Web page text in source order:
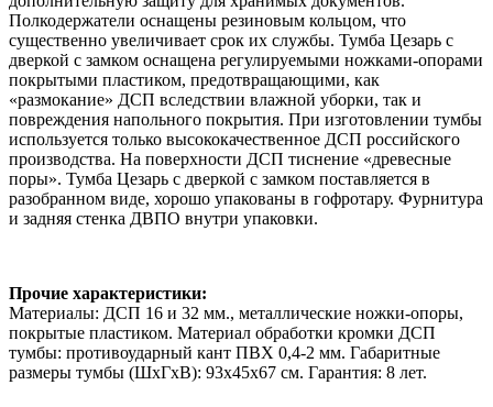
Полкодержатели оснащены резиновым кольцом, что
существенно увеличивает срок их службы. Тумба Цезарь с
дверкой с замком оснащена регулируемыми ножками-опорами
покрытыми пластиком, предотвращающими, как
«размокание» ДСП вследствии влажной уборки, так и
повреждения напольного покрытия. При изготовлении тумбы
используется только высококачественное ДСП российского
производства. На поверхности ДСП тиснение «древесные
поры». Тумба Цезарь с дверкой с замком поставляется в
разобранном виде, хорошо упакованы в гофротару. Фурнитура
и задняя стенка ДВПО внутри упаковки.
Прочие характеристики:
Материалы: ДСП 16 и 32 мм., металлические ножки-опоры,
покрытые пластиком. Материал обработки кромки ДСП
тумбы: противоударный кант ПВХ 0,4-2 мм. Габаритные
размеры тумбы (ШхГхВ): 93х45х67 см. Гарантия: 8 лет.